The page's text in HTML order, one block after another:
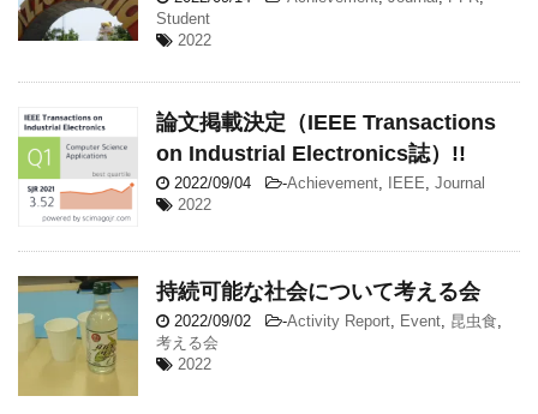
Student
2022
論文掲載決定（IEEE Transactions
on Industrial Electronics誌）!!
2022/09/04 -Achievement, IEEE, Journal
2022
持続可能な社会について考える会
2022/09/02 -Activity Report, Event, 昆虫食,
考える会
2022